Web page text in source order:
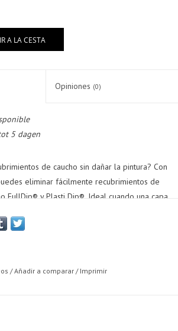
A LA CESTA
Opiniones (0)
5 dagen
de caucho sin dañar la pintura? Con
eliminar fácilmente recubrimientos de
FullDip® y Plasti Dip®. Ideal cuando una capa
Desarrollado especialmente para el
/Añadir a comparar / Imprimir